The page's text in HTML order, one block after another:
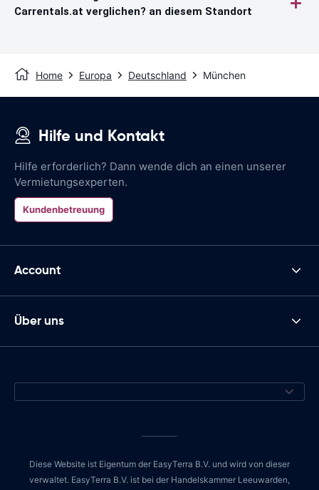
Carrentals.at verglichen? an diesem Standort
Home Europa Deutschland München
Hilfe und Kontakt
Hilfe erforderlich? Dann wende dich an einen unserer
Vermietungsexperten.
Kundenbetreuung
Account
Über uns
Diese Website ist Eigentum der EasyTerra B.V. und wird von dieser
verwaltet. EasyTerra B.V. ist bei der Handelskammer Leeuwarden,